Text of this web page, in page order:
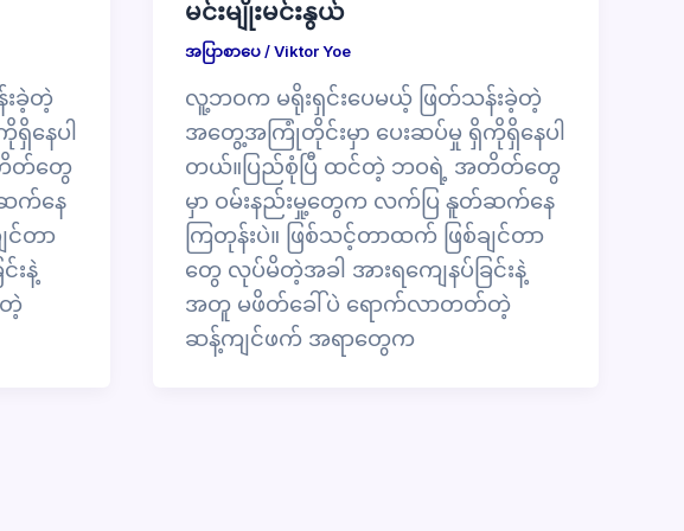
းခဲ့တဲ့
နေပါ
တ်တွေ
က်နေ
င်တာ
းနဲ့
တဲ့
မင်းမျိုးမင်းနွယ်
အပြာစာပေ/Viktor Yoe
လူ့ဘဝက မရိုးရှင်းပေမယ့် ဖြတ်သန်းခဲ့တဲ့
အတွေ့အကြုံတိုင်းမှာ ပေးဆပ်မှု ရှိကိုရှိနေပါ
တယ်။ပြည်စုံပြီ ထင်တဲ့ ဘဝရဲ့ အတိတ်တွေ
မှာ ဝမ်းနည်းမှု့တွေက လက်ပြ နူတ်ဆက်နေ
ကြတုန်းပဲ။ ဖြစ်သင့်တာထက် ဖြစ်ချင်တာ
တွေ လုပ်မိတဲ့အခါ အားရကျေနပ်ခြင်းနဲ့
အတူ မဖိတ်ခေါ်ပဲ ရောက်လာတတ်တဲ့
ဆန့်ကျင်ဖက် အရာတွေက